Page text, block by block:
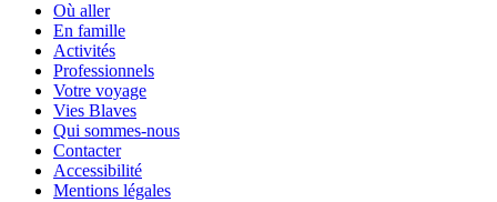
Où aller
En famille
Activités
Professionnels
Votre voyage
Vies Blaves
Qui sommes-nous
Contacter
Accessibilité
Mentions légales